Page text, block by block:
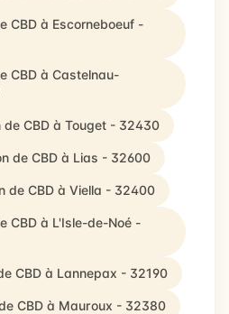
CBD à Escorneboeuf -
CBD à Castelnau-
CBD à Touget - 32430
de CBD à Lias - 32600
de CBD à Viella - 32400
CBD à L'Isle-de-Noé -
CBD à Lannepax - 32190
CBD à Mauroux - 32380